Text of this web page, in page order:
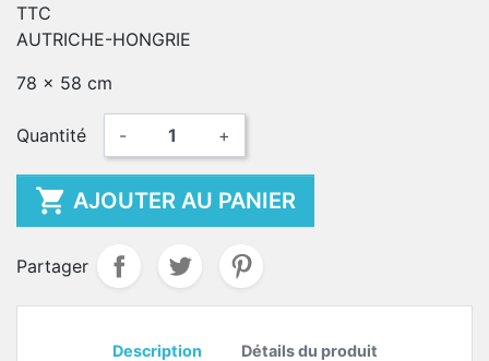
TTC
AUTRICHE-HONGRIE
78 x 58 cm
Quantité - +
 AJOUTER AU PANIER
Partager
Description Détails du produit